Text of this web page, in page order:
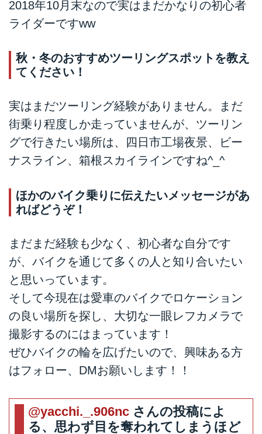
2018年10月末なので実はまだかなりの初心者
ライダーですww
秋・冬のおすすめツーリングスポットを教え
てください！
実はまだツーリング経験がありません。まだ
街乗り程度しか走っていませんが、ツーリン
グで行きたい場所は、四日市工場夜景、ビー
ナスライン、箱根スカイラインですね^_^
ほかのバイク乗りに伝えたいメッセージがあ
ればどうぞ！
まだまだ経験も少なく、初心者な自分です
が、バイクを通じて多くの人と知り合いたい
と思いっています。
そして今現在は愛車のバイクでロケーション
の良い場所を探し、大切な一眼レフカメラで
撮影するのにはまっています！
ぜひバイクの輪を広げたいので、興味ある方
はフォロー、DMお願いします！！
@yacchi._.906nc さんの投稿によ
る、思わず目を奪われてしまうほど